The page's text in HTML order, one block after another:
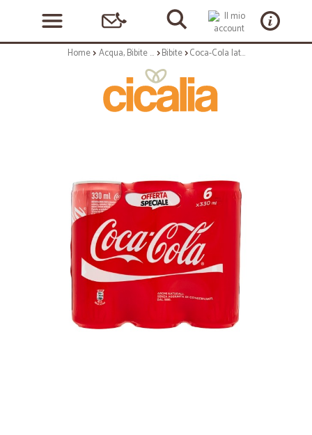
Home Acqua, Bibite e Alcolici Bibite Coca-Cola lattina sleek cl.33x6